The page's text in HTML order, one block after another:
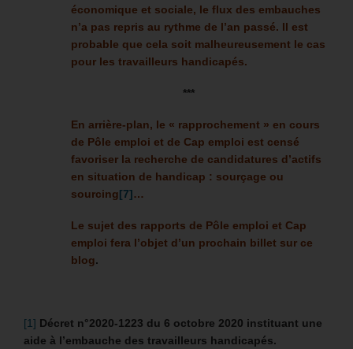
économique et sociale, le flux des embauches
n’a pas repris au rythme de l’an passé. Il est
probable que cela soit malheureusement le cas
pour les travailleurs handicapés.
***
En arrière-plan, le « rapprochement » en cours
de Pôle emploi et de Cap emploi est censé
favoriser la recherche de candidatures d’actifs
en situation de handicap : sourçage ou
sourcing[7]…
Le sujet des rapports de Pôle emploi et Cap
emploi fera l’objet d’un prochain billet sur ce
blog.
[1] Décret n°2020-1223 du 6 octobre 2020 instituant une
aide à l’embauche des travailleurs handicapés.